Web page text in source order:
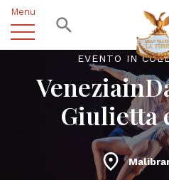
Menu
EVENTO IN
Giulietta